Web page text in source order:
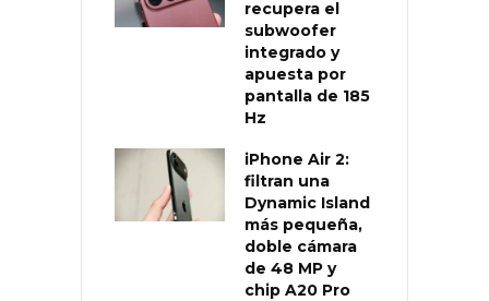
recupera el
subwoofer
integrado y
apuesta por
pantalla de 185
Hz
iPhone Air 2:
filtran una
Dynamic Island
más pequeña,
doble cámara
de 48 MP y
chip A20 Pro